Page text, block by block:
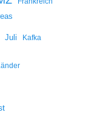
Juli Kafka